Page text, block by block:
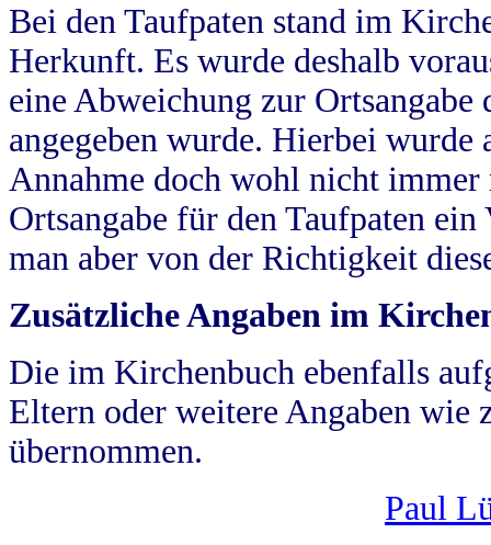
Bei den Taufpaten stand im
Herkunft. Es wurde deshalb
eine Abweichung zur
angegeben wurde. Hierbei wurde
Annahme doch wohl nicht
Ortsangabe für den Taufpaten
man aber von der Richtigkeit
Zusätzliche Angaben im
Die im Kirchenbuch ebenfalls
Eltern oder weitere Angaben wie
übernommen.
Paul